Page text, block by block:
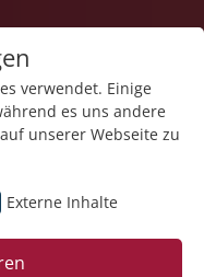
verwendet. Einige
es uns andere
unserer Webseite zu
Externe Inhalte